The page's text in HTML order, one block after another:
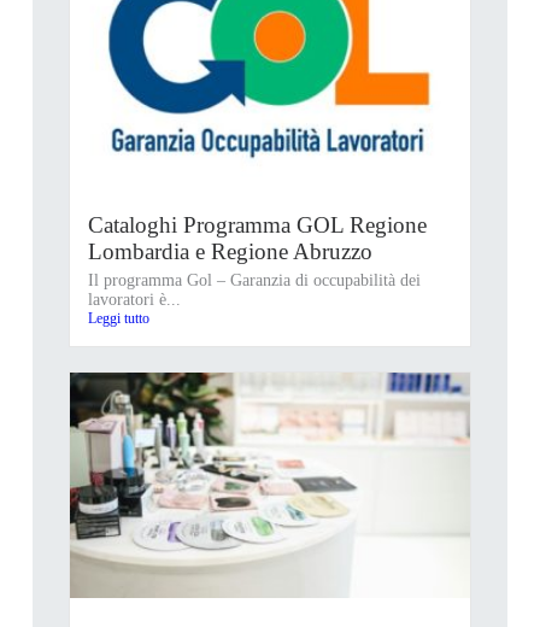
Cataloghi Programma GOL Regione
Lombardia e Regione Abruzzo
Il programma Gol – Garanzia di occupabilità dei
lavoratori è...
Leggi tutto